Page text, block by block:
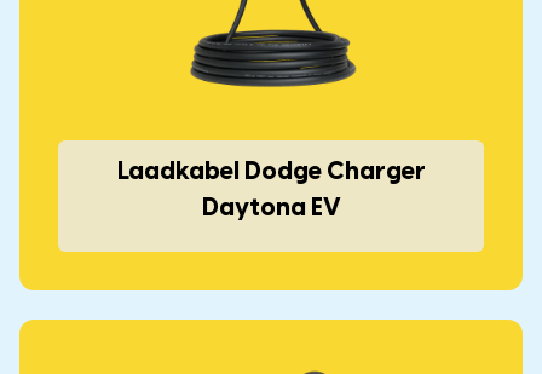
Laadkabel Dodge Charger
Daytona EV